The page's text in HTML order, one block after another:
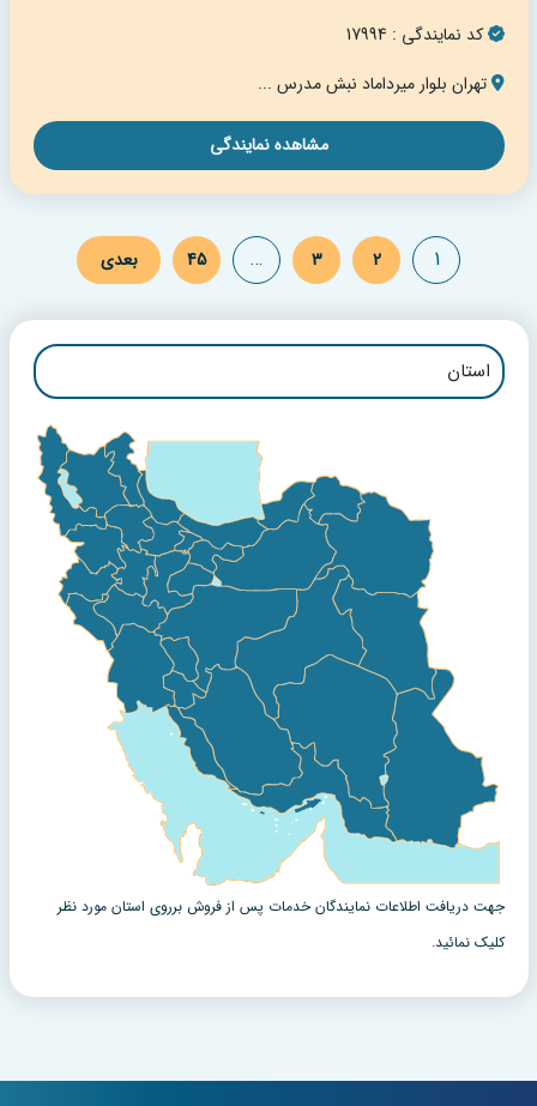
کد نمایندگی : 17994
تهران بلوار میرداماد نبش مدرس ...
مشاهده نمایندگی
1
2
3
…
45 بعدی
جهت دریافت اطلاعات نمایندگان خدمات پس از فروش برروی استان مورد نظر
کلیک نمائید.